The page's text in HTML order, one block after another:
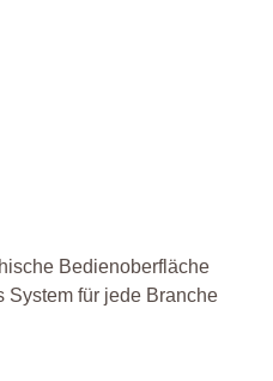
Bedienoberfläche
System für jede Branche